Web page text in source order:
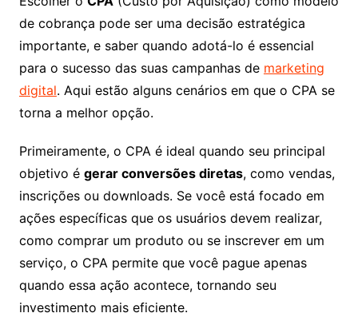
de cobrança pode ser uma decisão estratégica
importante, e saber quando adotá-lo é essencial
para o sucesso das suas campanhas de marketing
digital. Aqui estão alguns cenários em que o CPA se
torna a melhor opção.
Primeiramente, o CPA é ideal quando seu principal
objetivo é gerar conversões diretas, como vendas,
inscrições ou downloads. Se você está focado em
ações específicas que os usuários devem realizar,
como comprar um produto ou se inscrever em um
serviço, o CPA permite que você pague apenas
quando essa ação acontece, tornando seu
investimento mais eficiente.